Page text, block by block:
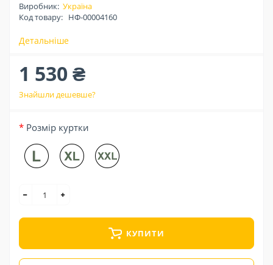
Виробник: Україна
Код товару: НФ-00004160
Детальніше
1 530 ₴
Знайшли дешевше?
Розмір куртки
КУПИТИ